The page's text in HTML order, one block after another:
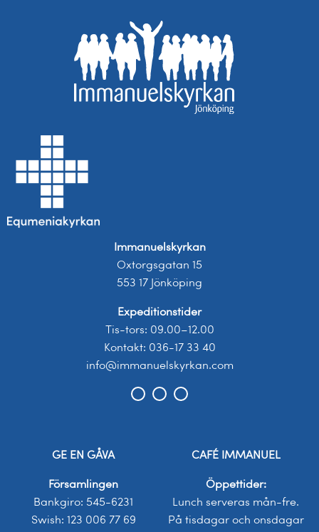
Immanuelskyrkan
Oxtorgsgatan 15
553 17 Jönköping
Expeditionstider
Tis-tors: 09.00–12.00
Kontakt: 036-17 33 40
info@immanuelskyrkan.com
GE EN GÅVA
Församlingen
Bankgiro: 545-6231
Swish: 123 006 77 69
CAFÉ IMMANUEL
Öppettider:
Lunch serveras mån-fre.
På tisdagar och onsdagar